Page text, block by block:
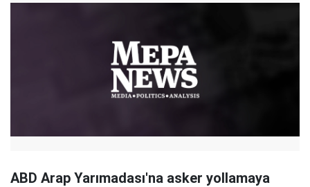
ABD Arap Yarımadası'na asker yollamaya